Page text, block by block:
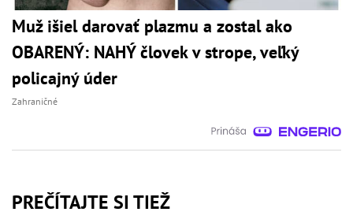
Muž išiel darovať plazmu a zostal ako
OBARENÝ: NAHÝ človek v strope, veľký
policajný úder
Zahraničné
PREČÍTAJTE SI TIEŽ